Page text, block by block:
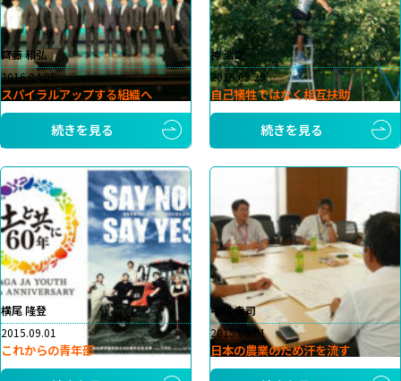
齊藤 和弘
2016.04.05
スパイラルアップする組織へ
続きを見る
神 浩之
2015.09.29
自己犠牲ではなく相互扶助
続きを見る
横尾 隆登
2015.09.01
これからの青年部
中村 幸司
2015.09.01
日本の農業のため汗を流す